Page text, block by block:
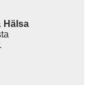
Hälsa